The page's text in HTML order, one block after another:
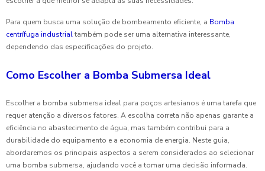
Para quem busca uma solução de bombeamento eficiente, a Bomba
centrífuga industrialtambém pode ser uma alternativa interessante,
dependendo das especificações do projeto.
Como Escolher a Bomba Submersa Ideal
Escolher a bomba submersa ideal para poços artesianos é uma tarefa que
requer atenção a diversos fatores. A escolha correta não apenas garante a
eficiência no abastecimento de água, mas também contribui para a
durabilidade do equipamento e a economia de energia. Neste guia,
abordaremos os principais aspectos a serem considerados ao selecionar
uma bomba submersa, ajudando você a tomar uma decisão informada.